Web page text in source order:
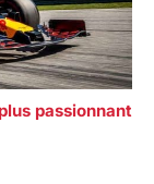
passionnant